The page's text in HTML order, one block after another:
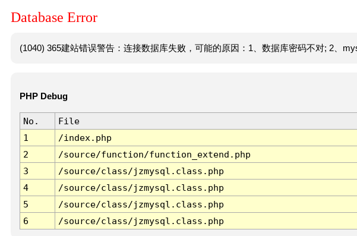
Database Error
(1040) 365建站错误警告：连接数据库失败，可能的原因：1、数据库密码不对; 2、
PHP Debug
No. File
1
/index.php
2
/source/function/function_extend.php
3
/source/class/jzmysql.class.php
4
/source/class/jzmysql.class.php
5
/source/class/jzmysql.class.php
6
/source/class/jzmysql.class.php